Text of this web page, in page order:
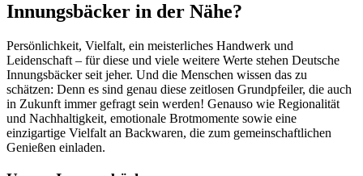
Innungsbäcker in der Nähe?
Persönlichkeit, Vielfalt, ein meisterliches Handwerk und
Leidenschaft – für diese und viele weitere Werte stehen Deutsche
Innungsbäcker seit jeher. Und die Menschen wissen das zu
schätzen: Denn es sind genau diese zeitlosen Grundpfeiler, die auch
in Zukunft immer gefragt sein werden! Genauso wie Regionalität
und Nachhaltigkeit, emotionale Brotmomente sowie eine
einzigartige Vielfalt an Backwaren, die zum gemeinschaftlichen
Genießen einladen.